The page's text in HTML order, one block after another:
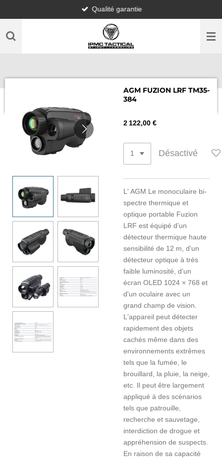
au
contenu
Qualité garantie
AGM FUZION LRF TM35-
384
2 122,00 €
Désactivé
L' AGM Le monoculaire bi-
spectre thermique et
optique portable Fuzion
LRF est équipé d'un
détecteur thermique haute
sensibilité de 12 m, d'un
détecteur optique à très
faible luminosité, d'un
écran OLED 1024 × 768 et
d'un oculaire avec un
grand champ de vision.
L'appareil peut détecter
rapidement des objets
cachés même dans des
environnements extrêmes
tels que la fumée, le
brouillard, la pluie, la neige,
etc. Il peut être largement
appliqué à des scénarios
tels que patrouille,
recherche et sauvetage,
interdiction de drogue et
appréhension de suspects.
En raison de sa capacité